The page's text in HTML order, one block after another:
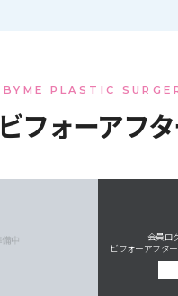
BYME PLASTIC
ビフォーアフ
会員ロ
ビフォーアフタ